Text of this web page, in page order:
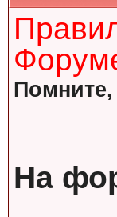
Помните,
На